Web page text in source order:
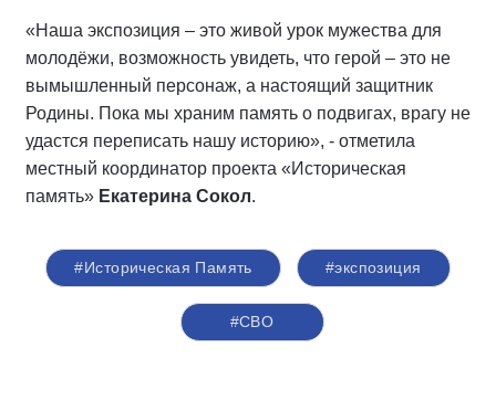
«Наша экспозиция – это живой урок мужества для
молодёжи, возможность увидеть, что герой – это не
вымышленный персонаж, а настоящий защитник
Родины. Пока мы храним память о подвигах, врагу не
удастся переписать нашу историю», - отметила
местный координатор проекта «Историческая
память» Екатерина Сокол.
#Историческая Память #экспозиция
#СВО